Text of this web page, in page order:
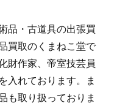
品・古道具の出張買
買取のくまねこ堂で
財作家、帝室技芸員
入れております。ま
も取り扱っておりま